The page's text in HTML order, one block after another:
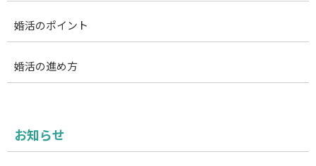
婚活のポイント
婚活の進め方
お知らせ